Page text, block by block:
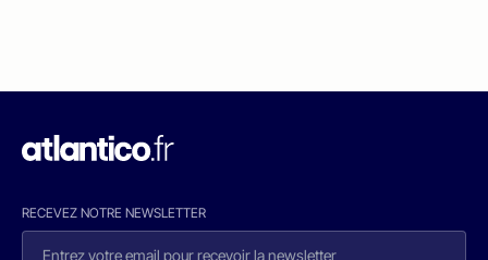
RECEVEZ NOTRE NEWSLETTER